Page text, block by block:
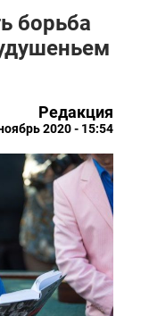
борьба
Редакция
2020 - 15:54